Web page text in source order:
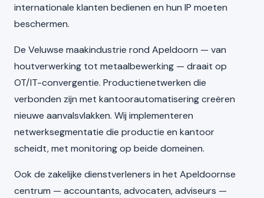
internationale klanten bedienen en hun IP moeten
beschermen.
De Veluwse maakindustrie rond Apeldoorn — van
houtverwerking tot metaalbewerking — draait op
OT/IT-convergentie. Productienetwerken die
verbonden zijn met kantoorautomatisering creëren
nieuwe aanvalsvlakken. Wij implementeren
netwerksegmentatie die productie en kantoor
scheidt, met monitoring op beide domeinen.
Ook de zakelijke dienstverleners in het Apeldoornse
centrum — accountants, advocaten, adviseurs —